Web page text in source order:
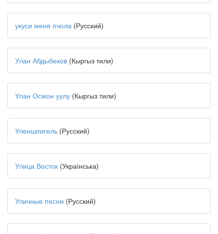
укуси меня пчола (Русский)
Улан Абдыбеков (Кыргыз тили)
Улан Осмон уулу (Кыргыз тили)
Уленшпигель (Русский)
Улица Восток (Українська)
Уличные песни (Русский)